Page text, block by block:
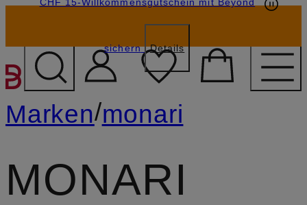
ZUM HAUPTINHALT
sichern Details
Marken/monari
MONARI